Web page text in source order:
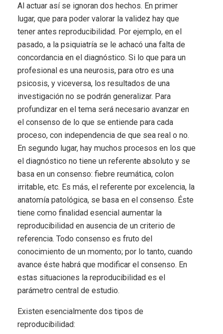
Al actuar así se ignoran dos hechos. En primer
lugar, que para poder valorar la validez hay que
tener antes reproducibilidad. Por ejemplo, en el
pasado, a la psiquiatría se le achacó una falta de
concordancia en el diagnóstico. Si lo que para un
profesional es una neurosis, para otro es una
psicosis, y viceversa, los resultados de una
investigación no se podrán generalizar. Para
profundizar en el tema será necesario avanzar en
el consenso de lo que se entiende para cada
proceso, con independencia de que sea real o no.
En segundo lugar, hay muchos procesos en los que
el diagnóstico no tiene un referente absoluto y se
basa en un consenso: fiebre reumática, colon
irritable, etc. Es más, el referente por excelencia, la
anatomía patológica, se basa en el consenso. Éste
tiene como finalidad esencial aumentar la
reproducibilidad en ausencia de un criterio de
referencia. Todo consenso es fruto del
conocimiento de un momento; por lo tanto, cuando
avance éste habrá que modificar el consenso. En
estas situaciones la reproducibilidad es el
parámetro central de estudio.
Existen esencialmente dos tipos de
reproducibilidad: